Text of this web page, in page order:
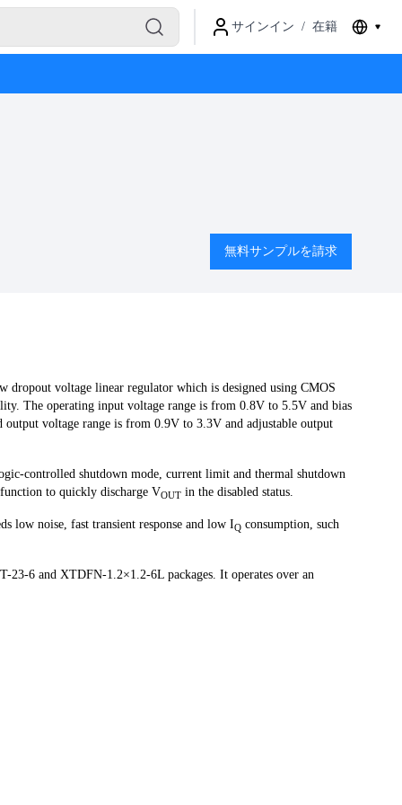
サインイン / 在籍
無料サンプルを請求
dropout voltage linear regulator which is designed using CMOS
The operating input voltage range is from 0.8V to 5.5V and bias
voltage range is from 0.9V to 3.3V and adjustable output
controlled shutdown mode, current limit and thermal shutdown
to quickly discharge VOUTin the disabled status.
low noise, fast transient response and low IQconsumption, such
23-6 and XTDFN-1.2×1.2-6L packages. It operates over an